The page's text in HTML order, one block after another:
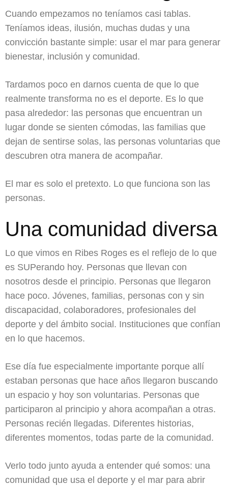
Cuando empezamos no teníamos casi tablas.
Teníamos ideas, ilusión, muchas dudas y una
convicción bastante simple: usar el mar para generar
bienestar, inclusión y comunidad.
Tardamos poco en darnos cuenta de que lo que
realmente transforma no es el deporte. Es lo que
pasa alrededor: las personas que encuentran un
lugar donde se sienten cómodas, las familias que
dejan de sentirse solas, las personas voluntarias que
descubren otra manera de acompañar.
El mar es solo el pretexto. Lo que funciona son las
personas.
Una comunidad diversa
Lo que vimos en Ribes Roges es el reflejo de lo que
es SUPerando hoy. Personas que llevan con
nosotros desde el principio. Personas que llegaron
hace poco. Jóvenes, familias, personas con y sin
discapacidad, colaboradores, profesionales del
deporte y del ámbito social. Instituciones que confían
en lo que hacemos.
Ese día fue especialmente importante porque allí
estaban personas que hace años llegaron buscando
un espacio y hoy son voluntarias. Personas que
participaron al principio y ahora acompañan a otras.
Personas recién llegadas. Diferentes historias,
diferentes momentos, todas parte de la comunidad.
Verlo todo junto ayuda a entender qué somos: una
comunidad que usa el deporte y el mar para abrir